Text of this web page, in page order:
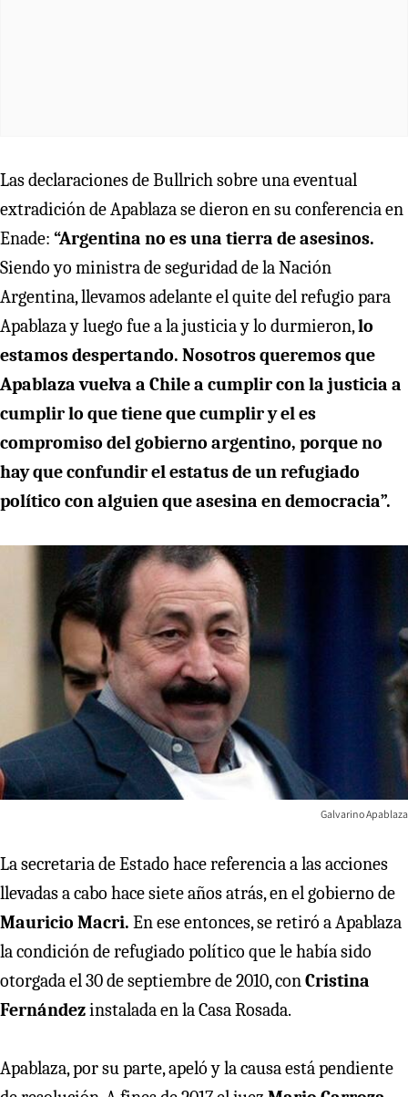
Las declaraciones de Bullrich sobre una eventual
extradición de Apablaza se dieron en su conferencia en
Enade: “Argentina no es una tierra de asesinos.
Siendo yo ministra de seguridad de la Nación
Argentina, llevamos adelante el quite del refugio para
Apablaza y luego fue a la justicia y lo durmieron,lo
estamos despertando. Nosotros queremos que
Apablaza vuelva a Chile a cumplir con la justicia a
cumplir lo que tiene que cumplir y el es
compromiso del gobierno argentino, porque no
hay que confundir el estatus de un refugiado
político con alguien que asesina en democracia”.
Galvarino Apablaza
La secretaria de Estado hace referencia a las acciones
llevadas a cabo hace siete años atrás, en el gobierno de
Mauricio Macri. En ese entonces, se retiró a Apablaza
la condición de refugiado político que le había sido
otorgada el 30 de septiembre de 2010, conCristina
Fernándezinstalada en la Casa Rosada.
Apablaza, por su parte, apeló y la causa está pendiente